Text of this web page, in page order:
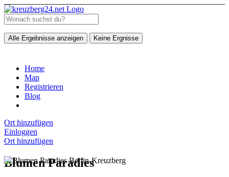
Alle Ergebnisse anzeigen Keine Ergnisse
Home
Map
Registrieren
Blog
Ort hinzufügen
Einloggen
Ort hinzufügen
Blumen Paradies